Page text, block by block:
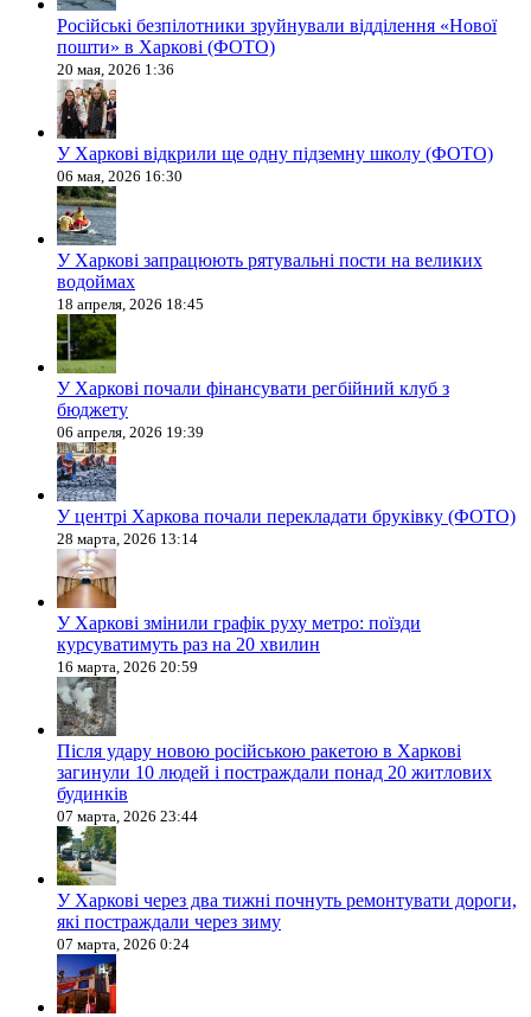
Російські безпілотники зруйнували відділення «Нової
пошти» в Харкові (ФОТО)
20 мая, 2026 1:36
У Харкові відкрили ще одну підземну школу (ФОТО)
06 мая, 2026 16:30
У Харкові запрацюють рятувальні пости на великих
водоймах
18 апреля, 2026 18:45
У Харкові почали фінансувати регбійний клуб з
бюджету
06 апреля, 2026 19:39
У центрі Харкова почали перекладати бруківку (ФОТО)
28 марта, 2026 13:14
У Харкові змінили графік руху метро: поїзди
курсуватимуть раз на 20 хвилин
16 марта, 2026 20:59
Після удару новою російською ракетою в Харкові
загинули 10 людей і постраждали понад 20 житлових
будинків
07 марта, 2026 23:44
У Харкові через два тижні почнуть ремонтувати дороги,
які постраждали через зиму
07 марта, 2026 0:24